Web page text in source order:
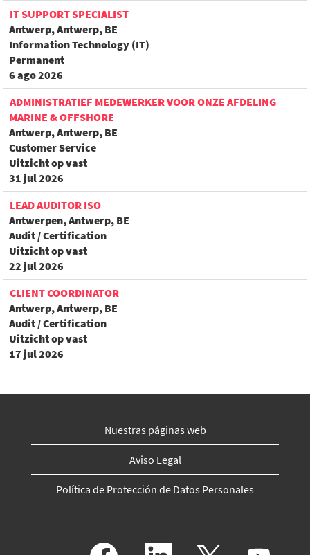
IT SUPPORT SPECIALIST
Antwerp, Antwerp, BE
Information Technology (IT)
Permanent
6 ago 2026
ADMINISTRATIEF MEDEWERKER VOOR ONZE AFDELING
MARINE & OFFSHORE
Antwerp, Antwerp, BE
Customer Service
Uitzicht op vast
31 jul 2026
LEAD AUDITOR ISO
Antwerpen, Antwerp, BE
Audit / Certification
Uitzicht op vast
22 jul 2026
CLIENT COORDINATOR
Antwerp, Antwerp, BE
Audit / Certification
Uitzicht op vast
17 jul 2026
Nuestras páginas web
Aviso Legal
Política de Protección de Datos Personales
S
S
S